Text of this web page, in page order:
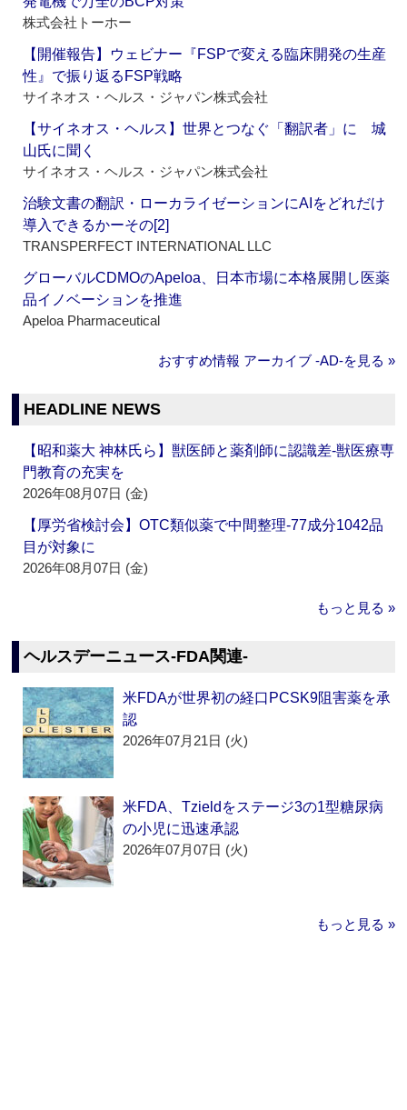
株式会社トーホー
【開催報告】ウェビナー『FSPで変える臨床開発の生産
性』で振り返るFSP戦略
サイネオス・ヘルス・ジャパン株式会社
【サイネオス・ヘルス】世界とつなぐ「翻訳者」に 城
山氏に聞く
サイネオス・ヘルス・ジャパン株式会社
治験文書の翻訳・ローカライゼーションにAIをどれだけ
導入できるかーその[2]
TRANSPERFECT INTERNATIONAL LLC
グローバルCDMOのApeloa、日本市場に本格展開し医薬
品イノベーションを推進
Apeloa Pharmaceutical
おすすめ情報 アーカイブ ‐AD‐を見る »
HEADLINE NEWS
【昭和薬大 神林氏ら】獣医師と薬剤師に認識差‐獣医療専
門教育の充実を
2026年08月07日 (金)
【厚労省検討会】OTC類似薬で中間整理‐77成分1042品
目が対象に
2026年08月07日 (金)
もっと見る »
ヘルスデーニュース‐FDA関連‐
米FDAが世界初の経口PCSK9阻害薬を承
認
2026年07月21日 (火)
米FDA、Tzieldをステージ3の1型糖尿病
の小児に迅速承認
2026年07月07日 (火)
もっと見る »